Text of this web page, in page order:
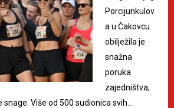
Porcijunkulov
a u Čakovcu
obilježila je
snažna
poruka
zajedništva,
Više od 500 sudionica svih…